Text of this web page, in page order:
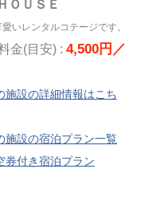
ＵＳＥ
いレンタルコテージです。
金(目安) : 4,500円／
施設の詳細情報はこち
施設の宿泊プラン一覧
券付き宿泊プラン